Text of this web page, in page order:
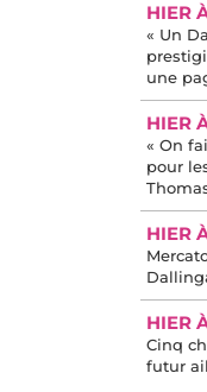
HIER
« Un
une
HIER
« On
pour
HIER
HIER
Cinq
futur